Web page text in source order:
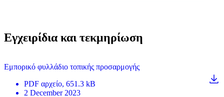
Εγχειρίδια και τεκμηρίωση
Εμπορικό φυλλάδιο τοπικής προσαρμογής
PDF αρχείο, 651.3 kB
2 December 2023